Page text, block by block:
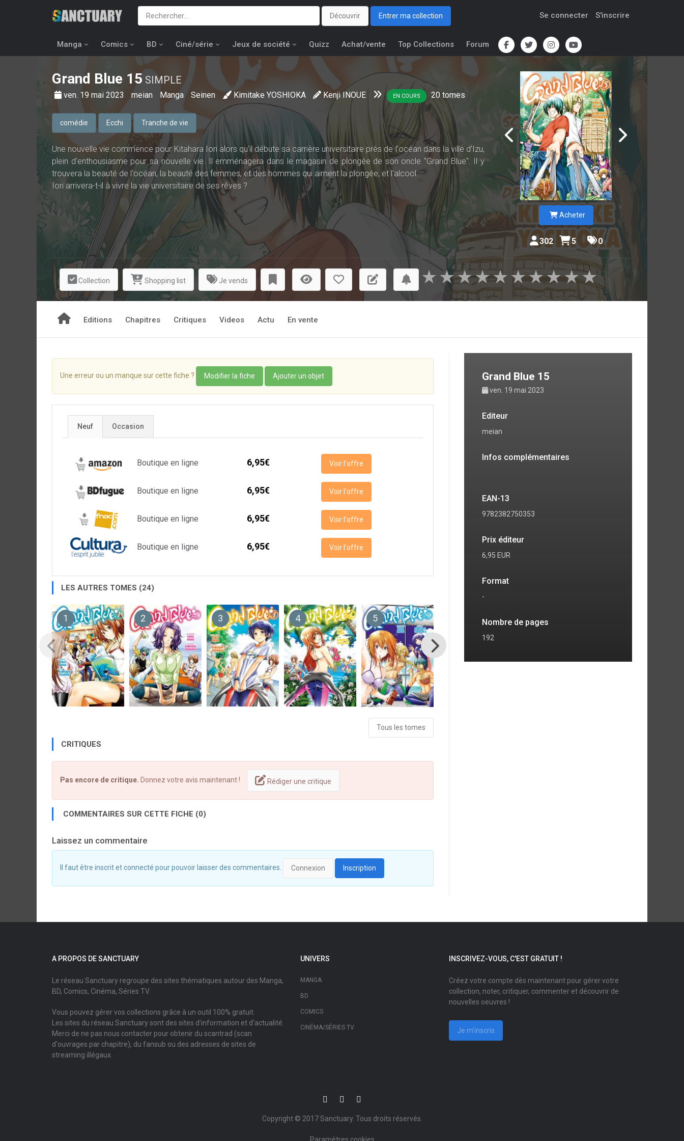
Découvrir Entrer ma collection Se connecter S'inscrire
Manga Comics BD Ciné/série Jeux de société Quizz Achat/vente Top Collections Forum
Grand Blue 15 SIMPLE
ven. 19 mai 2023 meian Manga Seinen Kimitake YOSHIOKA Kenji INOUE EN COURS 20tomes
comédie Ecchi Tranche de vie
Une nouvelle vie commence pour Kitahara Iori alors qu'il débute sa carrière universitaire près de l'océan dans la ville d'Izu,
plein d'enthousiasme pour sa nouvelle vie. Il emménagera dans le magasin de plongée de son oncle "Grand Blue". Il y
trouvera la beauté de l'océan, la beauté des femmes, et des hommes qui aiment la plongée, et l'alcool.
Iori arrivera-t-il à vivre la vie universitaire de ses rêves ?
Acheter
302 5 0
Collection Shopping list Je vends ★
★
★
★
★
★
★
★
★
★
Editions Chapitres Critiques Videos Actu En vente
Une erreur ou un manque sur cette fiche ? Modifier la fiche Ajouter un objet
Neuf Occasion
Boutique en ligne 6,95€ Voir l'offre
Boutique en ligne 6,95€ Voir l'offre
Boutique en ligne 6,95€ Voir l'offre
Boutique en ligne 6,95€ Voir l'offre
LES AUTRES TOMES (24)
1 2 3 4 5 7
Tous les tomes
CRITIQUES
Pas encore de critique. Donnez votre avis maintenant ! Rédiger une critique
COMMENTAIRES SUR CETTE FICHE (0)
Laissez un commentaire
Il faut être inscrit et connecté pour pouvoir laisser des commentaires. Connexion Inscription
Grand Blue 15
ven. 19 mai 2023
Editeur
meian
Infos complémentaires
EAN-13
9782382750353
Prix éditeur
6,95 EUR
Format
-
Nombre de pages
192
A PROPOS DE SANCTUARY
Le réseau Sanctuary regroupe des sites thématiques autour des Manga,
BD, Comics, Cinéma, Séries TV.
Vous pouvez gérer vos collections grâce à un outil 100% gratuit.
Les sites du réseau Sanctuary sont des sites d'information et d'actualité.
Merci de ne pas nous contacter pour obtenir du scantrad (scan
d'ouvrages par chapitre), du fansub ou des adresses de sites de
streaming illégaux.
UNIVERS
MANGA
BD
COMICS
CINÉMA/SÉRIES TV
INSCRIVEZ-VOUS, C'EST GRATUIT !
Créez votre compte dès maintenant pour gérer votre
collection, noter, critiquer, commenter et découvrir de
nouvelles oeuvres !
Je m'inscris
Copyright © 2017Sanctuary. Tous droits réservés.